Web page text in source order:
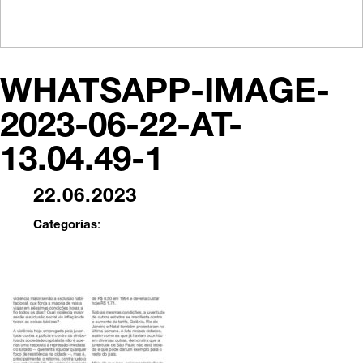
WHATSAPP-IMAGE-
2023-06-22-AT-
13.04.49-1
22.06.2023
Categorias: